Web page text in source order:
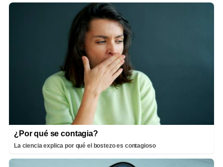
¿Por qué se contagia?
La ciencia explica por qué el bostezo es contagioso